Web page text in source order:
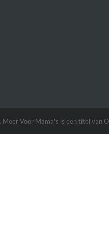
Voor Mama's is een titel van